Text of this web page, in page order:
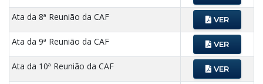
Ata da 8ª Reunião da CAF VER
Ata da 9ª Reunião da CAF VER
Ata da 10ª Reunião da CAF VER